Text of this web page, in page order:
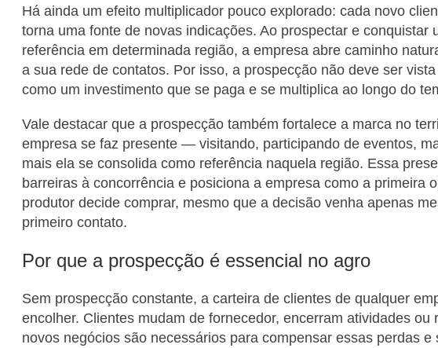
Há ainda um efeito multiplicador pouco explorado: cada novo
torna uma fonte de novas indicações. Ao prospectar e conquistar
referência em determinada região, a empresa abre caminho
a sua rede de contatos. Por isso, a prospecção não deve ser
como um investimento que se paga e se multiplica ao longo do
Vale destacar que a prospecção também fortalece a marca no
empresa se faz presente — visitando, participando de eventos,
mais ela se consolida como referência naquela região. Essa
barreiras à concorrência e posiciona a empresa como a primeira
produtor decide comprar, mesmo que a decisão venha apenas
primeiro contato.
Por que a prospecção é essencial no agro
Sem prospecção constante, a carteira de clientes de qualquer
encolher. Clientes mudam de fornecedor, encerram atividades ou
novos negócios são necessários para compensar essas perdas e